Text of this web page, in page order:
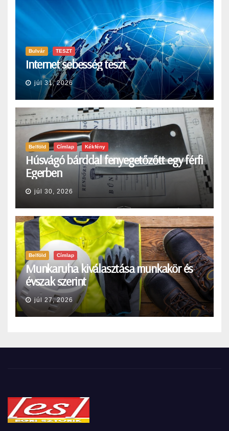
Bulvár TESZT
Internet sebesség teszt
júl 31, 2026
Belföld Címlap Kékfény
Húsvágó bárddal fenyegetőzőtt egy férfi
Egerben
júl 30, 2026
Belföld Címlap
Munkaruha kiválasztása munkakör és
évszak szerint
júl 27, 2026